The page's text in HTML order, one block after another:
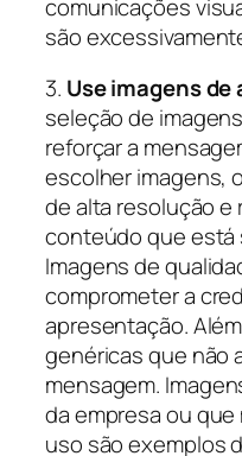
comunicações
são
3. Use imagens
seleção de
reforçar a
escolher imagens,
de alta resolução e
conteúdo que está
Imagens de
comprometer a
apresentação.
genéricas que não
mensagem.
da empresa ou
uso são exemplos